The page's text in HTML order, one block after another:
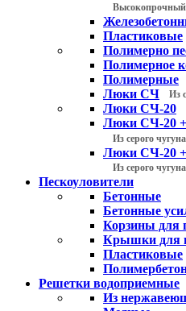
Высокопрочный
Пластиковые
Полимерно
Полимерное
Полимерные
Люки СЧ
Из
Люки СЧ-20
Люки СЧ-20
Из серого
Люки СЧ-20
Из серого
Пескоуловители
Бетонные
Бетонные
Корзины для
Крышки для
Пластиковые
Решетки водоприемные
Из